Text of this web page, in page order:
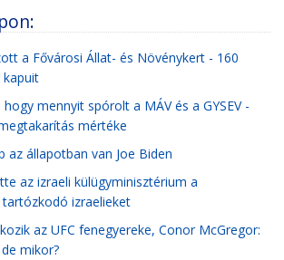
a Fővárosi Állat- és Növénykert - 160
mennyit spórolt a MÁV és a GYSEV -
mértéke
az állapotban van Joe Biden
az izraeli külügyminisztérium a
izraelieket
az UFC fenegyereke, Conor McGregor:
mikor?